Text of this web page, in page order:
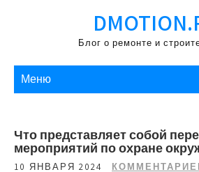
Блог о ремонте и
Меню
Что представляет собой
мероприятий по охране
10 ЯНВАРЯ 2024